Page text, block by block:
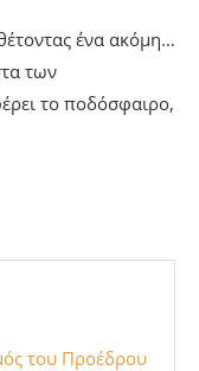
ένα ακόμη…
των
το ποδόσφαιρο,
του Προέδρου